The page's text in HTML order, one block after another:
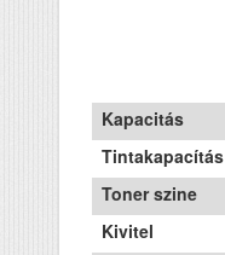
Kapacitás
Tintakapacítás
Toner szine
Kivitel